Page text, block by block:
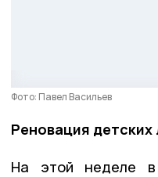
Фото: Павел Васильев
Реновация детских
На этой неделе в